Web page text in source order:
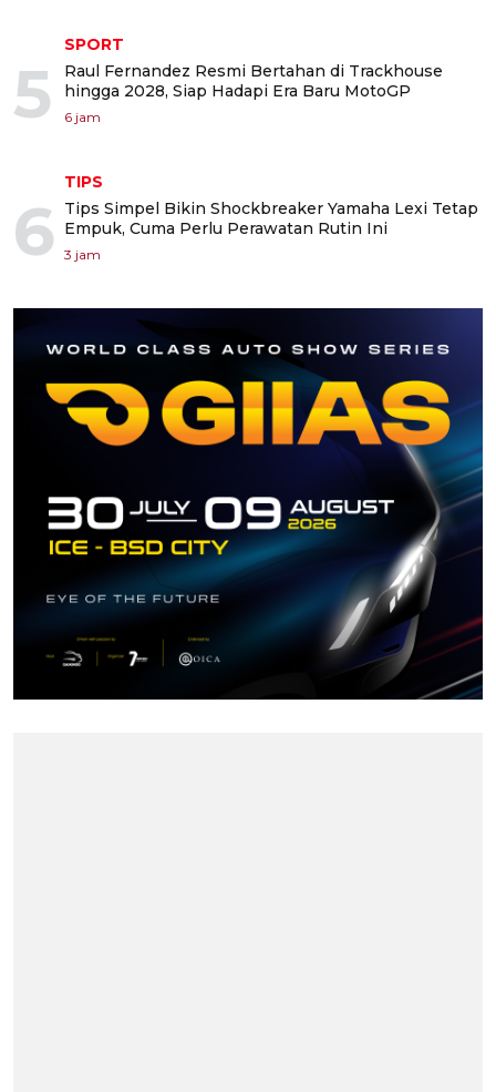
5
SPORT
Raul Fernandez Resmi Bertahan di Trackhouse
hingga 2028, Siap Hadapi Era Baru MotoGP
6 jam
6
TIPS
Tips Simpel Bikin Shockbreaker Yamaha Lexi Tetap
Empuk, Cuma Perlu Perawatan Rutin Ini
3 jam